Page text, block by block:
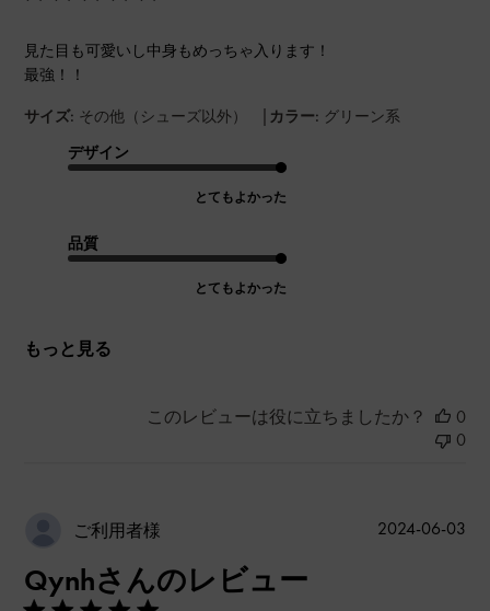
見た目も可愛いし中身もめっちゃ入ります！
最強！！
サイズ: その他（シューズ以外） | カラー: グリーン系
デザイン
とてもよかった
品質
とてもよかった
もっと見る
このレビューは役に立ちましたか？
0
0
ご利用者様
Qynhさんのレビュー
公
2024-06-03